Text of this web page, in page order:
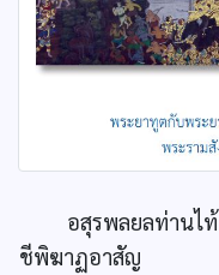
อสุรพลยลท่านไท้
ชีพิฆาฏอาสัญ